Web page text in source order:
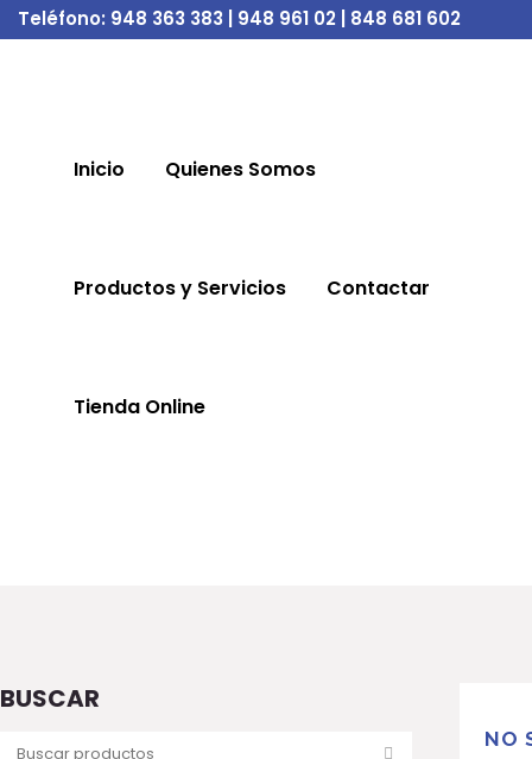
Teléfono: 948 363 383 | 948 961 02 | 848 681 602
Inicio Quienes Somos
Productos y Servicios Contactar
Tienda Online
BUSCAR
NO